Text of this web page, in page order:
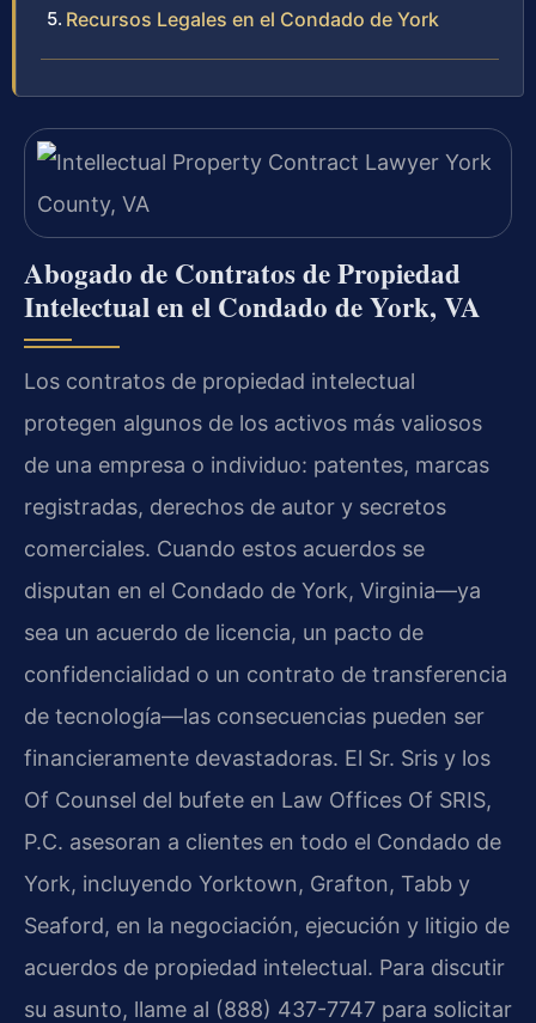
Recursos Legales en el Condado de York
Abogado de Contratos de Propiedad
Intelectual en el Condado de York, VA
Los contratos de propiedad intelectual
protegen algunos de los activos más valiosos
de una empresa o individuo: patentes, marcas
registradas, derechos de autor y secretos
comerciales. Cuando estos acuerdos se
disputan en el Condado de York, Virginia—ya
sea un acuerdo de licencia, un pacto de
confidencialidad o un contrato de transferencia
de tecnología—las consecuencias pueden ser
financieramente devastadoras. El Sr. Sris y los
Of Counsel del bufete en Law Offices Of SRIS,
P.C. asesoran a clientes en todo el Condado de
York, incluyendo Yorktown, Grafton, Tabb y
Seaford, en la negociación, ejecución y litigio de
acuerdos de propiedad intelectual. Para discutir
su asunto, llame al (888) 437-7747 para solicitar